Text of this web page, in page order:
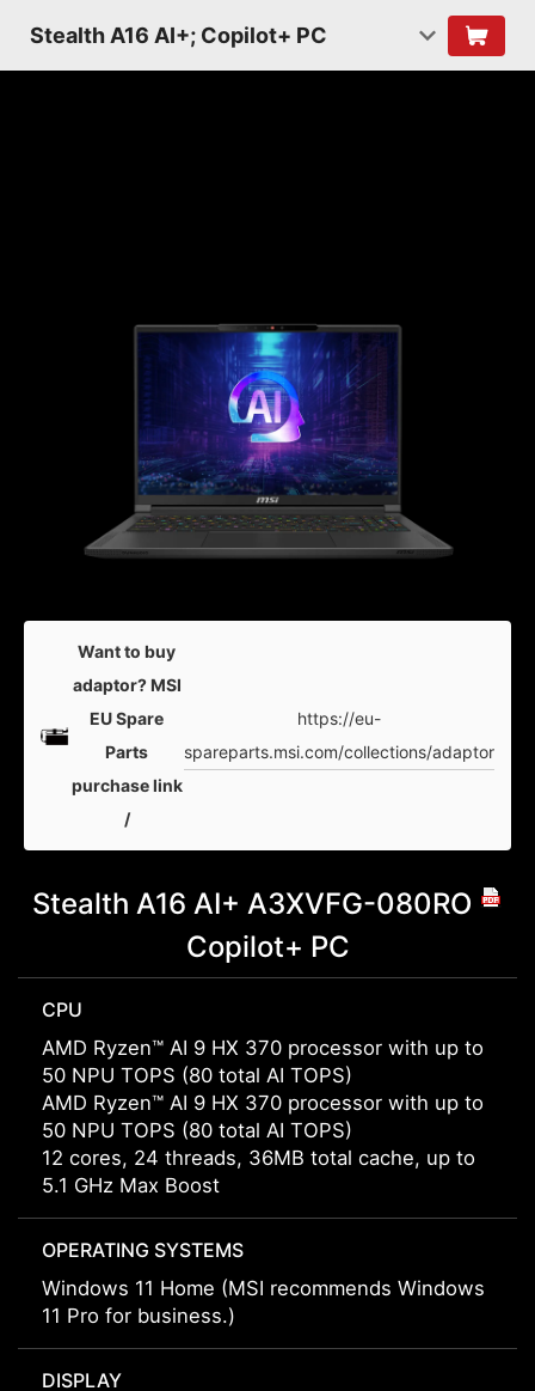
Stealth A16 AI+; Copilot+ PC
Want to buy
adaptor? MSI
EU Spare
Parts
purchase link
/
https://eu-
spareparts.msi.com/collections/adaptor
Stealth A16 AI+ A3XVFG-080RO
Copilot+ PC
CPU
AMD Ryzen™ AI 9 HX 370 processor with up to
50 NPU TOPS (80 total AI TOPS)
AMD Ryzen™ AI 9 HX 370 processor with up to
50 NPU TOPS (80 total AI TOPS)
12 cores, 24 threads, 36MB total cache, up to
5.1 GHz Max Boost
OPERATING SYSTEMS
Windows 11 Home (MSI recommends Windows
11 Pro for business.)
DISPLAY